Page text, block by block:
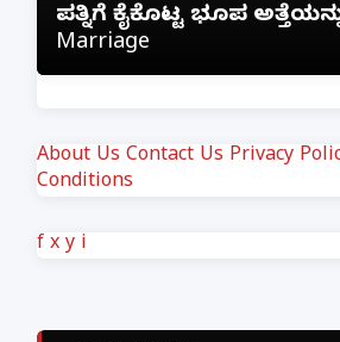
ಕಳೆದುಕೊಂಡ ಬೆಂಗಳೂರು ವ್ಯಕ್ತಿ;
ಲಿಂಕ್ ಕ್ಲಿಕ್ ಮಾಡಿದ್ದೇ ದುಬಾರಿ
About Us Contact Us Privacy
Conditions
f x y i